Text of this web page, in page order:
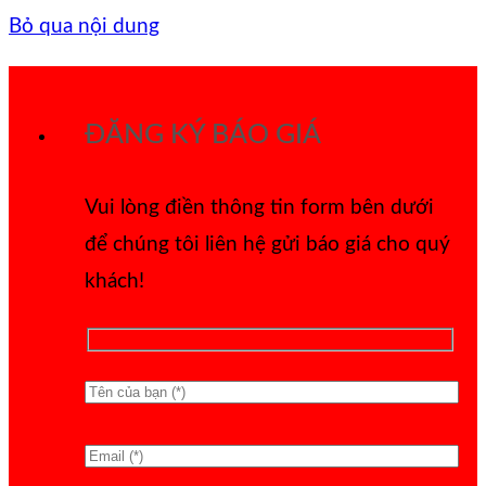
Bỏ qua nội dung
ĐĂNG KÝ BÁO GIÁ
Vui lòng điền thông tin form bên dưới
để chúng tôi liên hệ gửi báo giá cho quý
khách!